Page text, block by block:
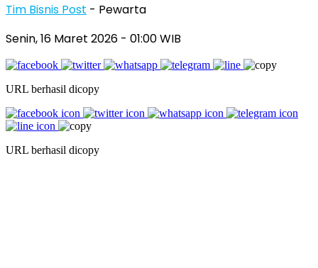
Tim Bisnis Post - Pewarta
Senin, 16 Maret 2026 - 01:00 WIB
URL berhasil dicopy
URL berhasil dicopy